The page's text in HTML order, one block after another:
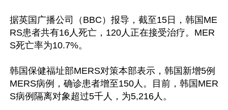
据英国广播公司（BBC）报导，截至15日，韩国ME
RS患者共有16人死亡，120人正在接受治疗。MER
S死亡率为10.7%。
韩国保健福址部MERS对策本部表示，韩国新增5例
MERS病例，确诊患者增至150人。目前，韩国MER
S病例隔离对象超过5千人，为5,216人。